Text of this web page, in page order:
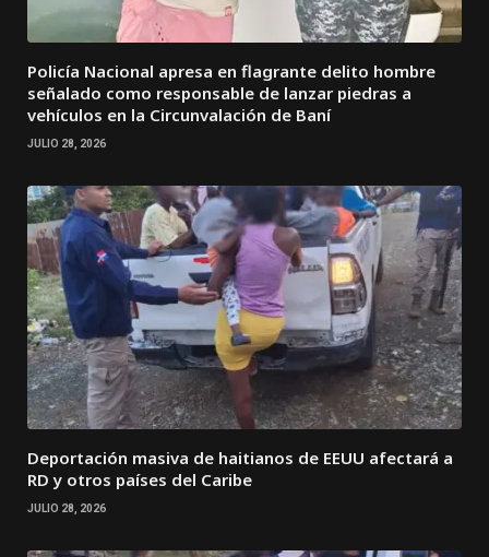
Policía Nacional apresa en flagrante delito hombre
señalado como responsable de lanzar piedras a
vehículos en la Circunvalación de Baní
JULIO 28, 2026
Deportación masiva de haitianos de EEUU afectará a
RD y otros países del Caribe
JULIO 28, 2026